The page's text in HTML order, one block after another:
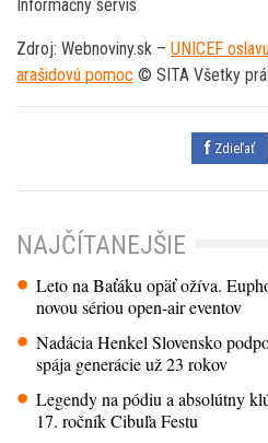
Informačný servis
Zdroj: Webnoviny.sk – UNICEF
arašidovú pomoc © SITA Všetky
Zdieľať
NAJČÍTANEJŠIE
Leto na Baťáku opäť ožíva.
novou sériou open-air eventov
Nadácia Henkel Slovensko
spája generácie už 23 rokov
Legendy na pódiu a absolútny
17. ročník Cibuľa Festu